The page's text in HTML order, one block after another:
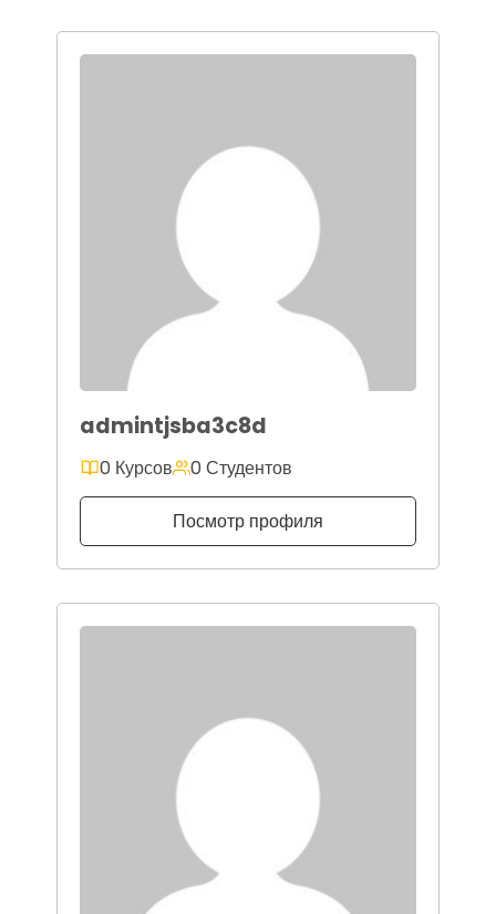
admintjsba3c8d
0 Курсов 0 Студентов
Посмотр профиля